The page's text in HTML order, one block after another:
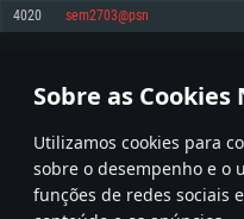
Sobre as Cookies
Utilizamos cookies para
sobre o desempenho e o
funções de redes sociais
superior, Radeon RX 570 ou
Disco: 75,9 GB
Network: Internet de banda larga.
Placa Gráfica: NVIDIA 1060 com
meses) / equivalentes AMD
Network: Internet de banda larga.
4020 sem2703@psn